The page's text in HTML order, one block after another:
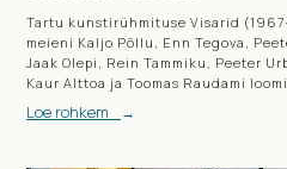
Tartu kunstirühmituse Visarid
meieni Kaljo Põllu, Enn Tegova,
Jaak Olepi, Rein Tammiku, Peeter
Kaur Alttoa ja Toomas Raudami
Loe rohkem →